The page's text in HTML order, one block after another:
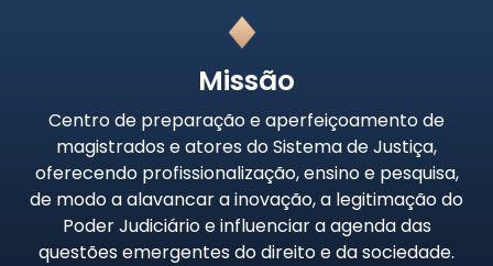
Missão
Centro de preparação e aperfeiçoamento de
magistrados e atores do Sistema de Justiça,
oferecendo profissionalização, ensino e pesquisa,
de modo a alavancar a inovação, a legitimação do
Poder Judiciário e influenciar a agenda das
questões emergentes do direito e da sociedade.